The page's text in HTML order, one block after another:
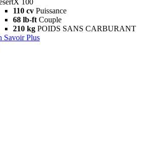
100
110 cv Puissance
68 lb-ft Couple
210 kg POIDS SANS CARBURANT
Savoir Plus